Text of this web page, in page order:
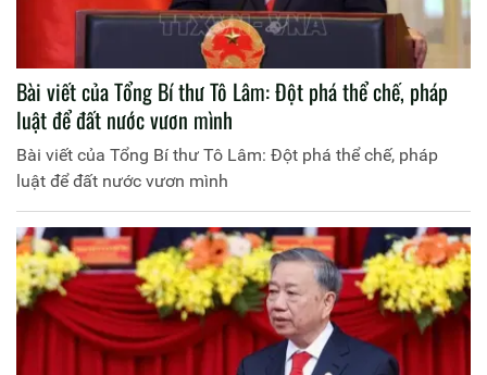
Bài viết của Tổng Bí thư Tô Lâm: Đột phá thể chế, pháp
luật để đất nước vươn mình
Bài viết của Tổng Bí thư Tô Lâm: Đột phá thể chế, pháp
luật để đất nước vươn mình